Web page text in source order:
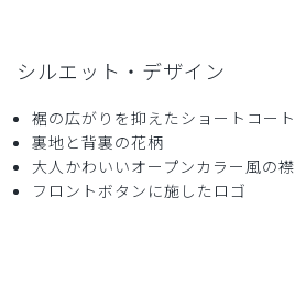
裏地花柄なのもかわいい。
商品：S17ジェラート ピケ&クラシ
ョートコート/ホワイト×ブルーフラ
役に立った 0
シルエット・デザイン
裾の広がりを抑えたショートコート
裏地と背裏の花柄
大人かわいいオープンカラー風の襟
フロントボタンに施したロゴ